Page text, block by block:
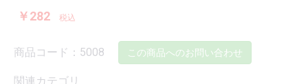
￥282 税込
商品コード：5008 この商品へのお問い合わせ
関連カテゴリ